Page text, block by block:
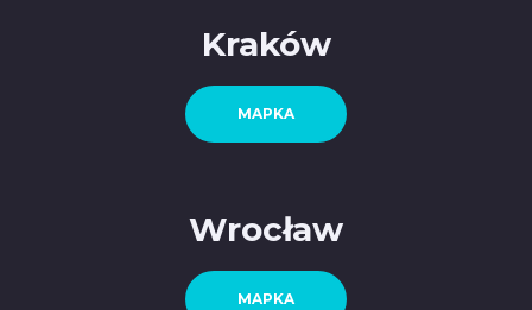
Kraków
MAPKA
Wrocław
MAPKA